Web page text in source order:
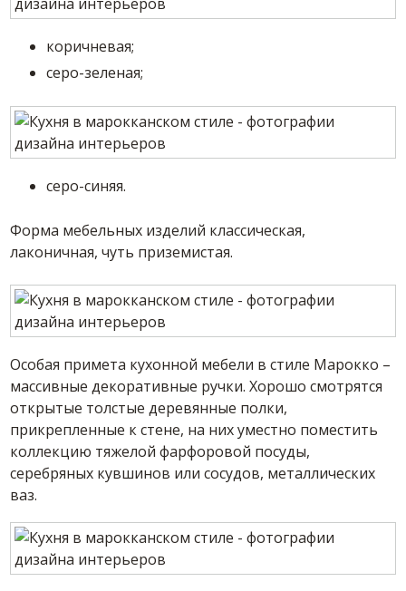
коричневая;
серо-зеленая;
серо-синяя.
Форма мебельных изделий классическая,
лаконичная, чуть приземистая.
Особая примета кухонной мебели в стиле Марокко –
массивные декоративные ручки. Хорошо смотрятся
открытые толстые деревянные полки,
прикрепленные к стене, на них уместно поместить
коллекцию тяжелой фарфоровой посуды,
серебряных кувшинов или сосудов, металлических
ваз.